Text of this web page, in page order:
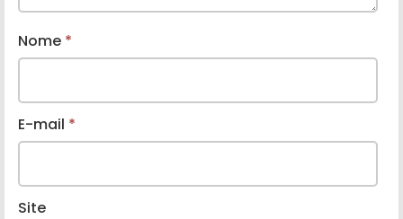
Nome *
E-mail *
Site